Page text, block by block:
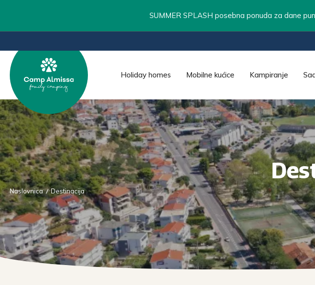
SUMMER SPLASH posebna ponuda za dane
Holiday homes Mobilne kućice Kampiranje
Naslovnica Destinacija